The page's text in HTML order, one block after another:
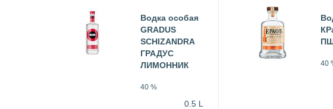
Водка особая
GRADUS
SCHIZANDRA
ГРАДУС
ЛИМОННИК
40 %
0.5 L
40